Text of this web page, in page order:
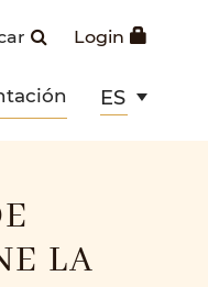
Login
ES
LA